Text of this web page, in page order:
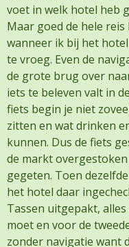
voet in welk hotel heb
Maar goed de hele
wanneer ik bij het
te vroeg. Even de
de grote brug over
iets te beleven valt in
fiets begin je niet
zitten en wat drinken
kunnen. Dus de fiets
de markt
gegeten. Toen
het hotel daar
Tassen uitgepakt,
moet en voor de
zonder navigatie want